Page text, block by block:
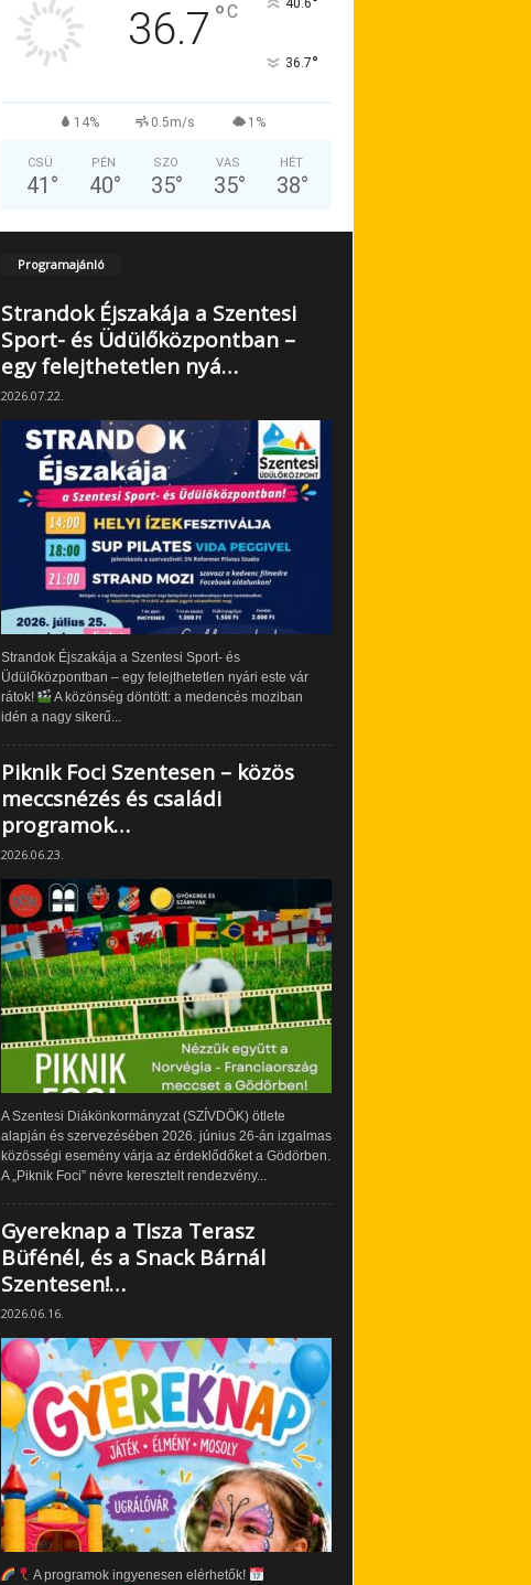
36.7 °C 40.6
36.7°
14% 0.5m/s 1%
CSÜ
41 °
PÉN
40°
SZO
35°
VAS
35°
HÉT
38°
Programajánló
Strandok Éjszakája a Szentesi
Sport- és Üdülőközpontban –
egy felejthetetlen nyá…
2026.07.22.
Strandok Éjszakája a Szentesi Sport- és
Üdülőközpontban – egy felejthetetlen nyári este vár
rátok!
A közönség döntött: a medencés moziban
idén a nagy sikerű...
Piknik Foci Szentesen – közös
meccsnézés és családi
programok…
2026.06.23.
A Szentesi Diákönkormányzat (SZÍVDÖK) ötlete
alapján és szervezésében 2026. június 26-án izgalmas
közösségi esemény várja az érdeklődőket a Gödörben.
A „Piknik Foci” névre keresztelt rendezvény...
Gyereknap a Tisza Terasz
Büfénél, és a Snack Bárnál
Szentesen!…
2026.06.16.
A programok ingyenesen elérhetők!